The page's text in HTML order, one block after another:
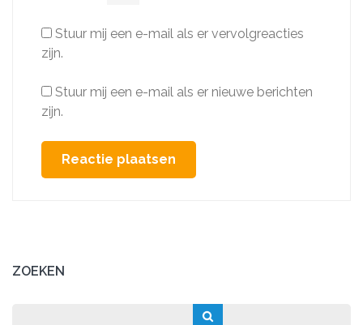
Stuur mij een e-mail als er vervolgreacties
zijn.
Stuur mij een e-mail als er nieuwe berichten
zijn.
ZOEKEN